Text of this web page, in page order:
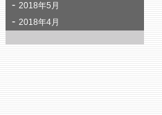
2018年5月
2018年4月